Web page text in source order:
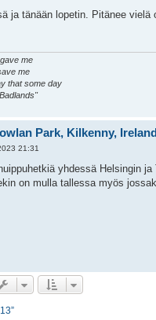
ja tänään lopetin. Pitänee vielä
me
me
that some day
Park, Kilkenny,
21:31
yhdessä Helsingin
on mulla tallessa myös